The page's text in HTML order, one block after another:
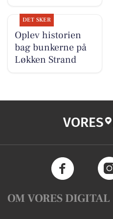
DET SKER
Oplev historien
bag bunkerne på
Løkken Strand
VORES
OM VORES DIGITAL